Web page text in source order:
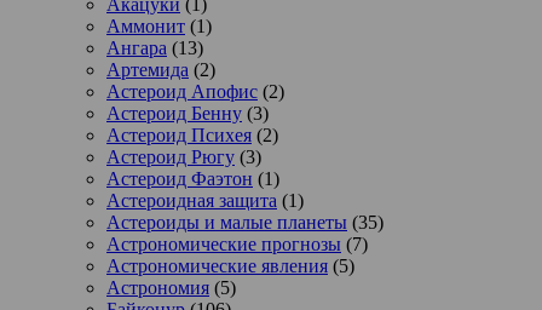
Аммонит (1)
Ангара (13)
Артемида (2)
Астероид Апофис (2)
Астероид Бенну (3)
Астероид Психея (2)
Астероид Рюгу (3)
Астероид Фаэтон (1)
Астероидная защита (1)
Астероиды и малые планеты (35)
Астрономические прогнозы (7)
Астрономические явления (5)
Астрономия (5)